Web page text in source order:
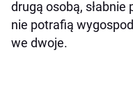
drugą osobą,
nie potrafią
we dwoje.